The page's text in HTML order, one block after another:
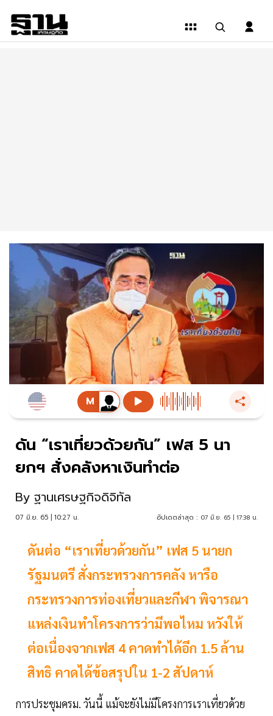
ดัน “เราเที่ยวด้วยกัน” เฟส 5 นา
ยกฯ สั่งคลังหาเงินทำต่อ
By ฐานเศรษฐกิจดิจิทัล
07 มิ.ย. 65 | 10:27 น. อัปเดตล่าสุด : 07 มิ.ย. 65 | 17:38 น.
ดันต่อ “เราเที่ยวด้วยกัน” เฟส 5 นายก
รัฐมนตรี สั่งกระทรวงการคลัง หารือ
กระทรวงการท่องเที่ยวและกีฬา พิจารณา
แหล่งเงินทำโครงการว่ามีพอไหม หวังให้
ต่อเนื่องจากเฟส 4 คาดทำได้อีก 1.5 ล้าน
สิทธิ คาดได้ข้อสรุปใน 1-2 สัปดาห์
การประชุมครม. วันนี้ แม้จะยังไม่มีโครงการเราเที่ยวด้วย